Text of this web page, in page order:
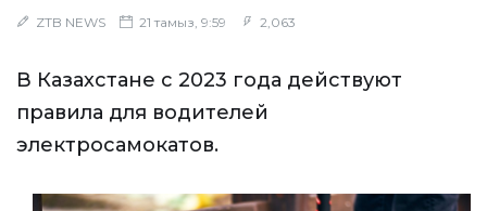
ZTB NEWS 21 тамыз, 9:59 2,063
В Казахстане с 2023 года действуют
правила для водителей
электросамокатов.